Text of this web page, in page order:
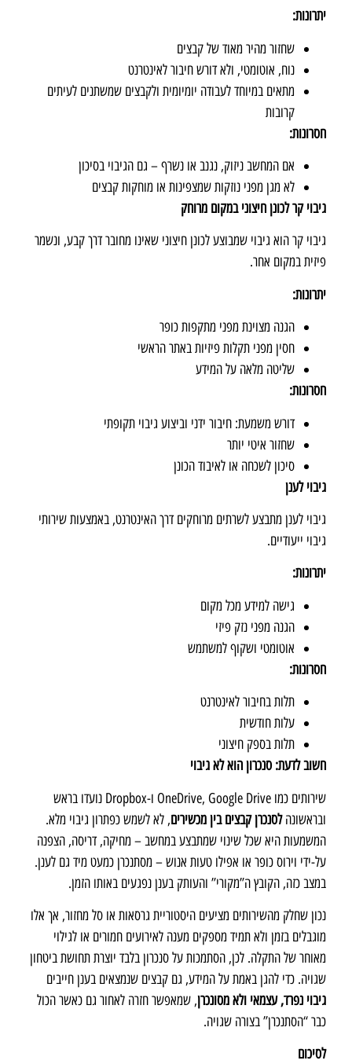
יתרונות:
שחזור מהיר מאוד של קבצים
נוח, אוטומטי, ולא דורש חיבור לאינטרנט
מתאים במיוחד לעבודה יומיומית ולקבצים שמשתנים לעיתים
קרובות
חסרונות:
אם המחשב ניזוק, נגנב או נשרף – גם הגיבוי בסיכון
לא מגן מפני נוזקות שמצפינות או מוחקות קבצים
גיבוי קר לכונן חיצוני במקום מרוחק
גיבוי קר הוא גיבוי שמבוצע לכונן חיצוני שאינו מחובר דרך קבע, ונשמר
פיזית במקום אחר.
יתרונות:
הגנה מצוינת מפני מתקפות כופר
חסין מפני תקלות פיזיות באתר הראשי
שליטה מלאה על המידע
חסרונות:
דורש משמעת: חיבור ידני וביצוע גיבוי תקופתי
שחזור איטי יותר
סיכון לשכחה או לאיבוד הכונן
גיבוי לענן
גיבוי לענן מתבצע לשרתים מרוחקים דרך האינטרנט, באמצעות שירותי
גיבוי ייעודיים.
יתרונות:
גישה למידע מכל מקום
הגנה מפני נזק פיזי
אוטומטי ושקוף למשתמש
חסרונות:
תלות בחיבור לאינטרנט
עלות חודשית
תלות בספק חיצוני
חשוב לדעת: סנכרון הוא לא גיבוי
שירותים כמו OneDrive, Google Drive ו-Dropbox נועדו בראש
ובראשונהלסנכרן קבצים בין מכשירים, לא לשמש כפתרון גיבוי מלא.
המשמעות היא שכל שינוי שמתבצע במחשב – מחיקה, דריסה, הצפנה
על-ידי וירוס כופר או אפילו טעות אנוש – מסתנכרן כמעט מיד גם לענן.
במצב כזה, הקובץ ה”מקורי” והעותק בענן נפגעים באותו הזמן.
נכון שחלק מהשירותים מציעים היסטוריית גרסאות או סל מחזור, אך אלו
מוגבלים בזמן ולא תמיד מספקים מענה לאירועים חמורים או לגילוי
מאוחר של התקלה. לכן, הסתמכות על סנכרון בלבד יוצרת תחושת ביטחון
שגויה. כדי להגן באמת על המידע, גם קבצים שנמצאים בענן חייבים
גיבוי נפרד, עצמאי ולא מסונכרן, שמאפשר חזרה לאחור גם כאשר הכול
כבר “הסתנכרן” בצורה שגויה.
לסיכום